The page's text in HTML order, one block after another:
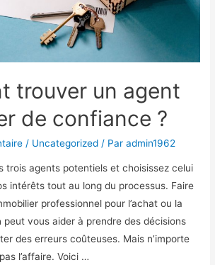
trouver un agent
de confiance ?
/ Uncategorized / Paradmin1962
trois agents potentiels et choisissez celui
intérêts tout au long du processus. Faire
professionnel pour l’achat ou la
peut vous aider à prendre des décisions
des erreurs coûteuses. Mais n’importe
l’affaire. Voici …